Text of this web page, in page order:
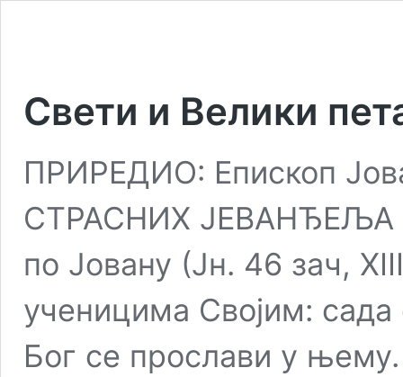
Свети и Велики
ПРИРЕДИО: Епископ
СТРАСНИХ ЈЕВАНЂЕЉА
по Јовану (Јн. 46 зач,
ученицима Својим: сада
Бог се прослави у